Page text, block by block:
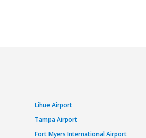
Lihue Airport
Tampa Airport
Fort Myers International Airport